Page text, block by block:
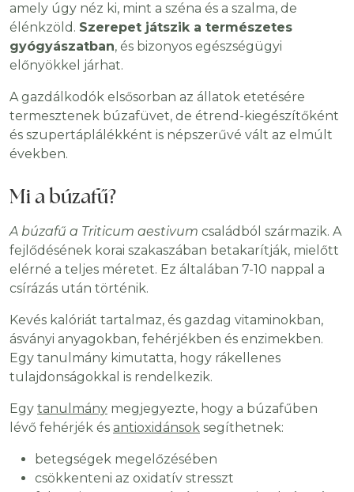
amely úgy néz ki, mint a széna és a szalma, de
élénkzöld. Szerepet játszik a természetes
gyógyászatban, és bizonyos egészségügyi
előnyökkel járhat.
A gazdálkodók elsősorban az állatok etetésére
termesztenek búzafüvet, de étrend-kiegészítőként
és szupertáplálékként is népszerűvé vált az elmúlt
években.
Mi a búzafű?
A búzafű a Triticum aestivum családból származik. A
fejlődésének korai szakaszában betakarítják, mielőtt
elérné a teljes méretet. Ez általában 7-10 nappal a
csírázás után történik.
Kevés kalóriát tartalmaz, és gazdag vitaminokban,
ásványi anyagokban, fehérjékben és enzimekben.
Egy tanulmány kimutatta, hogy rákellenes
tulajdonságokkal is rendelkezik.
Egy tanulmány megjegyezte, hogy a búzafűben
lévő fehérjék és antioxidánsok segíthetnek:
betegségek megelőzésében
csökkenteni az oxidatív stresszt